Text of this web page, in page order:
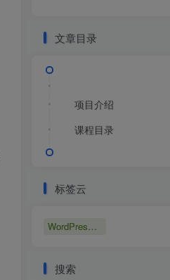
文章目录
项目介绍
课程目录
标签云
WordPress博客
搜索